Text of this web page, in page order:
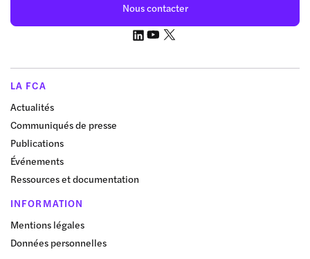
Nous contacter
LA FCA
Actualités
Communiqués de presse
Publications
Événements
Ressources et documentation
INFORMATION
Mentions légales
Données personnelles